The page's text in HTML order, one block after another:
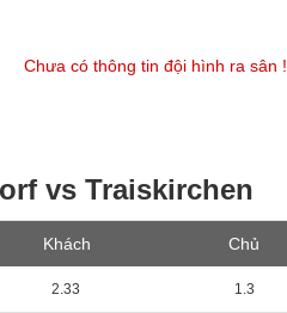
Chưa có thông tin đội hình ra sân !
vs Traiskirchen
Khách
2.33
Chủ
1.3